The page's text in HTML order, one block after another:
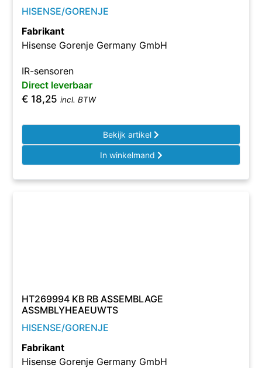
HISENSE/GORENJE
Fabrikant
Hisense Gorenje Germany GmbH
IR-sensoren
Direct leverbaar
€ 18,25 incl. BTW
Bekijk artikel
In winkelmand
HT269994 KB RB ASSEMBLAGE
ASSMBLYHEAEUWTS
HISENSE/GORENJE
Fabrikant
Hisense Gorenje Germany GmbH